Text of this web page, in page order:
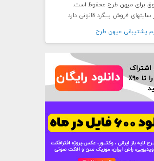
سایتهای فروش پیگرد قانونی دارد
پشتيبانی ميهن طرح